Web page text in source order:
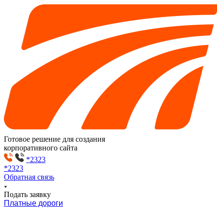
Готовое решение для создания
корпоративного сайта
*2323
*2323
Обратная связь
Подать заявку
Платные дороги